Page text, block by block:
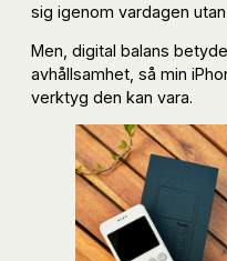
sig igenom vardagen
Men, digital balans
avhållsamhet, så min
verktyg den kan vara.